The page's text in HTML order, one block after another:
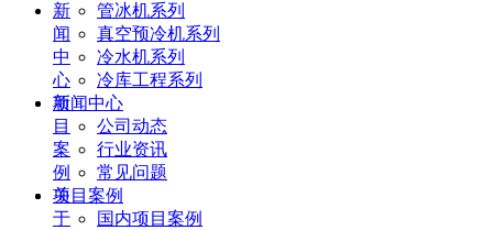
新
闻
中
心
项
目
案
例
关
于
管冰机系列
真空预冷机系列
冷水机系列
冷库工程系列
新闻中心
公司动态
行业资讯
常见问题
项目案例
国内项目案例